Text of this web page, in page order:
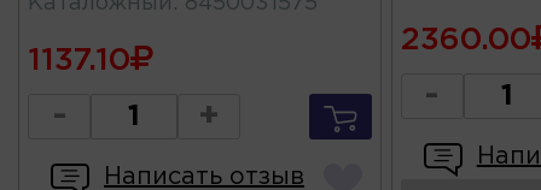
1137.10
- +
Написать отзыв
2360.00
-